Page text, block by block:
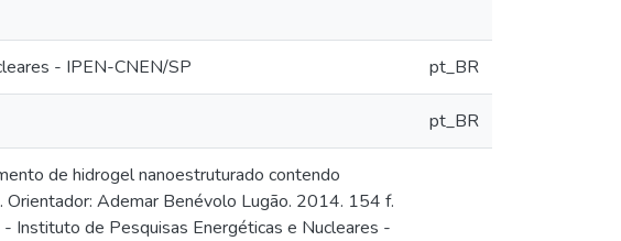
- IPEN-CNEN/SP pt_BR
pt_BR
de hidrogel nanoestruturado contendo
Ademar Benévolo Lugão. 2014. 154 f.
Instituto de Pesquisas Energéticas e Nucleares -